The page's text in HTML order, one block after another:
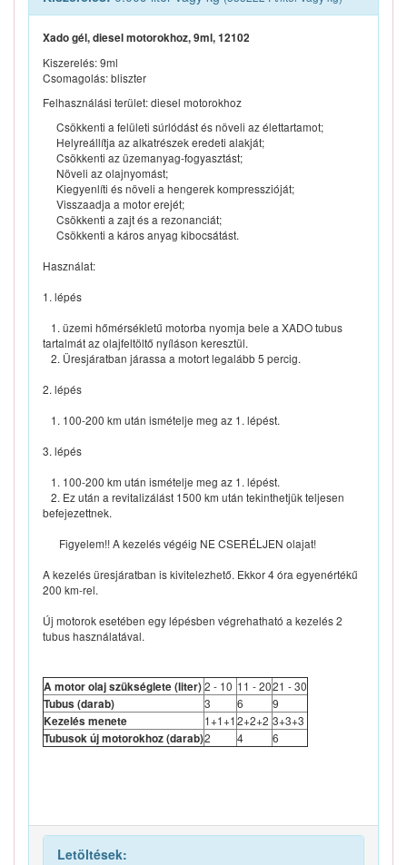
Xado gél, diesel motorokhoz, 9ml, 12102
Kiszerelés: 9ml
Csomagolás: bliszter
Felhasználási terület: diesel motorokhoz
Csökkenti a felületi súrlódást és növeli az élettartamot;
Helyreállítja az alkatrészek eredeti alakját;
Csökkenti az üzemanyag-fogyasztást;
Növeli az olajnyomást;
Kiegyenlíti és növeli a hengerek kompresszióját;
Visszaadja a motor erejét;
Csökkenti a zajt és a rezonanciát;
Csökkenti a káros anyag kibocsátást.
Használat:
1. lépés
1. üzemi hőmérsékletű motorba nyomja bele a XADO tubus
tartalmát az olajfeltöltő nyíláson keresztül.
2. Üresjáratban járassa a motort legalább 5 percig.
2. lépés
1. 100-200 km után ismételje meg az 1. lépést.
3. lépés
1. 100-200 km után ismételje meg az 1. lépést.
2. Ez után a revitalizálást 1500 km után tekinthetjük teljesen
befejezettnek.
Figyelem!! A kezelés végéig NE CSERÉLJEN olajat!
A kezelés üresjáratban is kivitelezhető. Ekkor 4 óra egyenértékű
200 km-rel.
Új motorok esetében egy lépésben végrehatható a kezelés 2
tubus használatával.
A motor olaj szükséglete (liter)2 - 10 11 - 2021 - 30
Tubus (darab)
3 6
9
Kezelés menete
1+1+1 2+2+2 3+3+3
Tubusok új motorokhoz (darab)2 4 6
Letöltések: